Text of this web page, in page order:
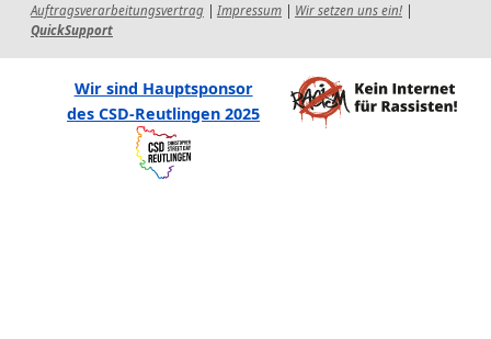
Auftragsverarbeitungsvertrag | Impressum | Wir setzen uns ein! |
QuickSupport
Wir sind Hauptsponsor
des CSD-Reutlingen 2025